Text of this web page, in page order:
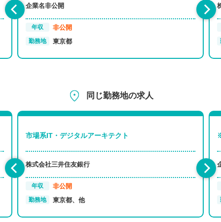
企業名非公開
年収 非公開
勤務地 東京都
同じ勤務地の求人
市場系IT・デジタルアーキテクト
株式会社三井住友銀行
年収 非公開
勤務地 東京都、他